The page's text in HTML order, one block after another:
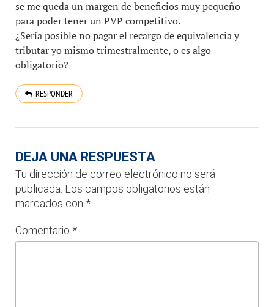
se me queda un margen de beneficios muy pequeño
para poder tener un PVP competitivo.
¿Sería posible no pagar el recargo de equivalencia y
tributar yo mismo trimestralmente, o es algo
obligatorio?
RESPONDER
DEJA UNA RESPUESTA
Tu dirección de correo electrónico no será
publicada. Los campos obligatorios están
marcados con *
Comentario *